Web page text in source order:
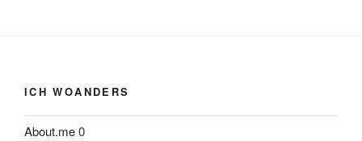
ICH WOANDERS
About.me0